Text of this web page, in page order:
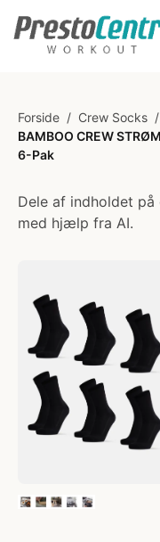
Forside / Crew Socks /
BAMBOO CREW
6-Pak
Dele af indholdet
med hjælp fra AI.